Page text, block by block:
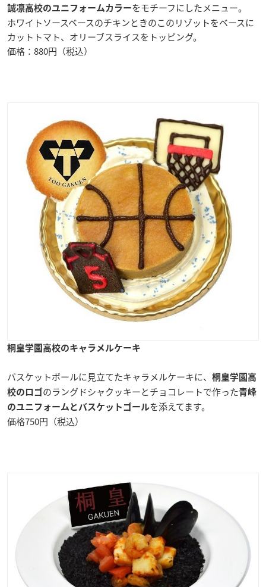
誠凛高校のユニフォームカラーをモチーフにしたメニュー。
ホワイトソースベースのチキンときのこのリゾットをベースに
カットトマト、オリーブスライスをトッピング。
価格：880円（税込）
桐皇学園高校のキャラメルケーキ
バスケットボールに見立てたキャラメルケーキに、
桐皇学園高
校のロゴのラングドシャクッキーとチョコレートで作った青峰
のユニフォーム とバスケットゴールを添えてます。
価格750円（税込）